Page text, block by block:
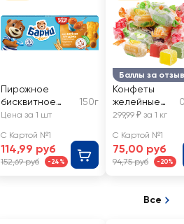
Пирожное
бисквитное
МЕДВЕЖОНОК
начинкой
сгущенное
молоко, 5х30г
150г
Цена за 1 шт
С Картой №1
114,99 руб
152,69 руб -24%
Баллы за отзыв
Конфеты
желейные
DELISSE в
е, весовые
299,99 ₽ за 1 кг
С Картой №1
75,00 руб
94,75 руб -20%
Все